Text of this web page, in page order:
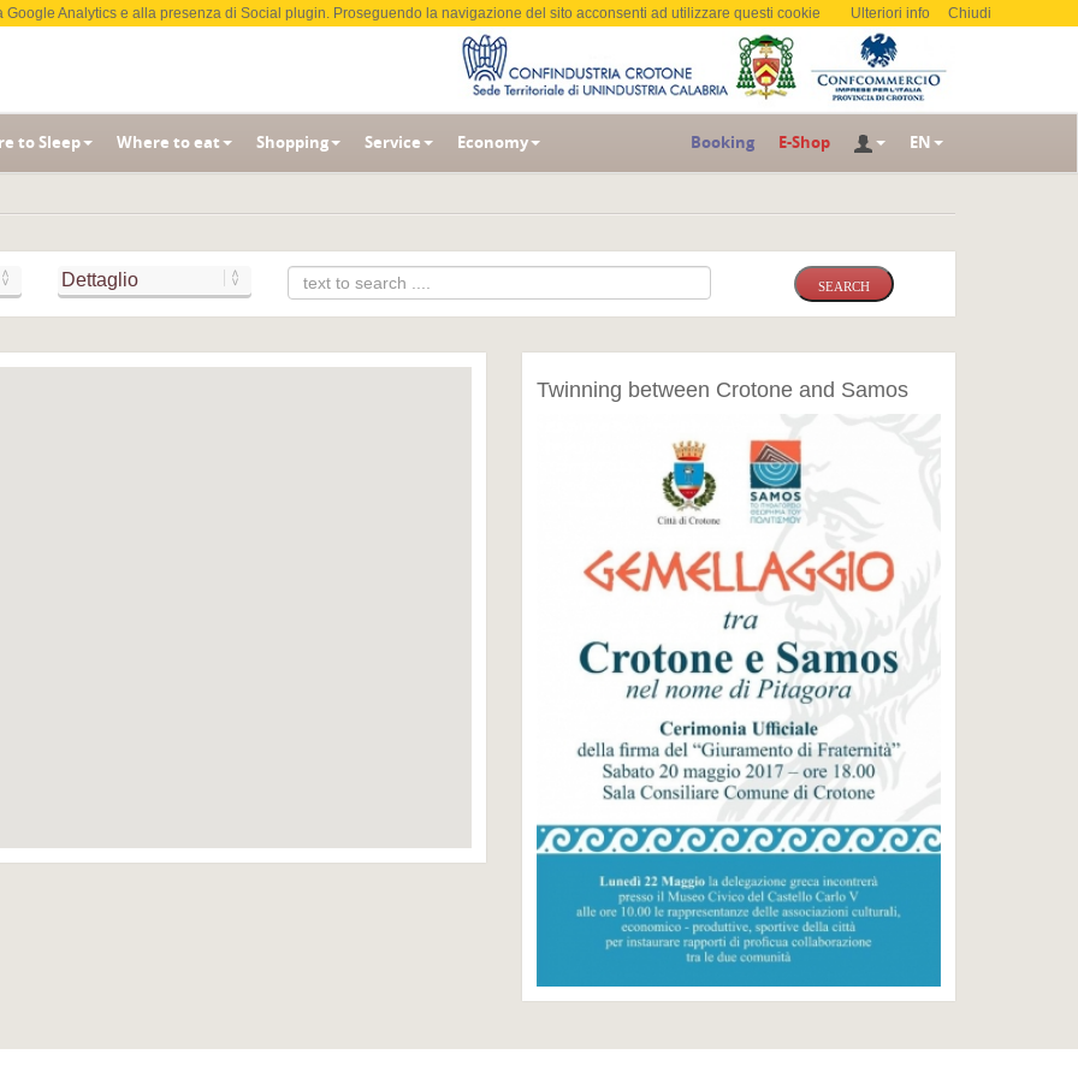
to Sleep Where to eat Shopping Service Economy Booking E-Shop EN
Twinning between Crotone and Samos
Analytics e alla presenza di Social plugin. Proseguendo la navigazione del sito acconsenti ad utilizzare questi cookie Ulteriori info Chiudi